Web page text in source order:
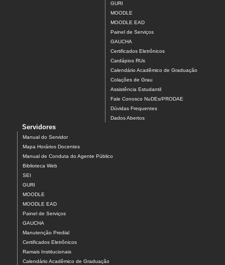
GURI
MOODLE
MOODLE EAD
Painel de Serviços
GAUCHA
Certificados Eletrônicos
Cardápios RUs
Calendário Acadêmico de Graduação
Colações de Grau
Assistência Estudantil
Fale Conosco NuDEs/PRODAE
Dúvidas Frequentes
Dados Abertos
Servidores
Manual do Servidor
Mapa Horários Docentes
Manual de Conduta do Agente Público
Biblioteca Web
SEI
GURI
MOODLE
MOODLE EAD
Painel de Serviços
GAUCHA
Manutenção Predial
Certificados Eletrônicos
Ramais Institucionais
Calendário Acadêmico de Graduação